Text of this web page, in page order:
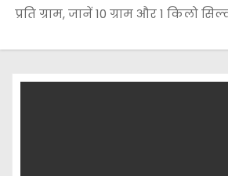
प्रति ग्राम, जानें 10 ग्राम और 1 किलो